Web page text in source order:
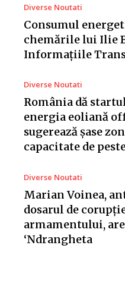
Diverse Noutati
Consumul
chemările lui Ilie
Informațiile
Diverse Noutati
România dă
energia eoliană
sugerează șase
capacitate de
Diverse Noutati
Marian Voinea,
dosarul de
armamentului,
‘Ndrangheta